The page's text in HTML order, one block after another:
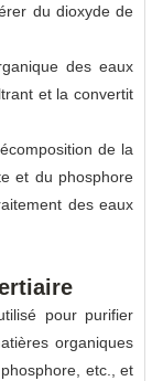
du dioxyde de
des eaux
et la convertit
de la
et du phosphore
des eaux
pour purifier
organiques
etc., et